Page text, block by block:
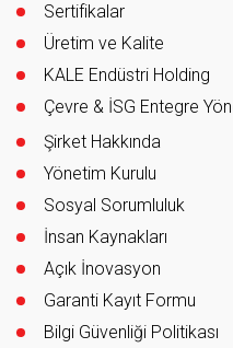
Sertifikalar
Üretim ve Kalite
KALE Endüstri Holding
Çevre & İSG Entegre
Şirket Hakkında
Yönetim Kurulu
Sosyal Sorumluluk
İnsan Kaynakları
Açık İnovasyon
Garanti Kayıt Formu
Bilgi Güvenliği Politikası